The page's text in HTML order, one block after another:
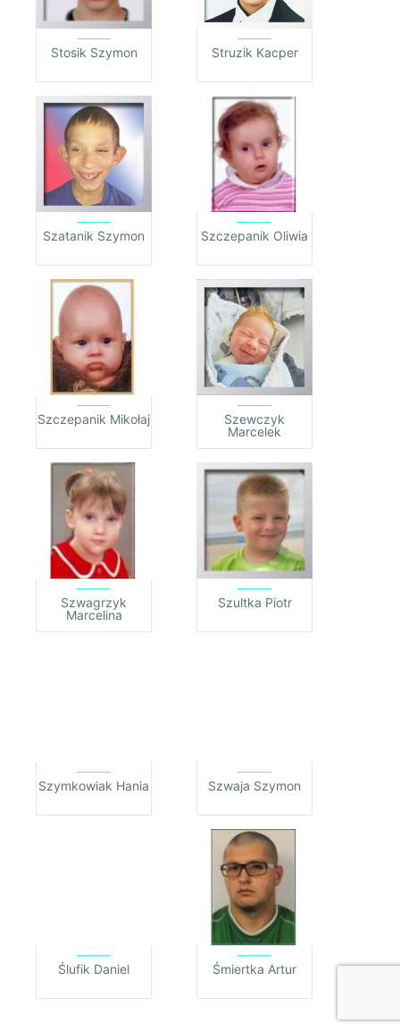
Stosik Szymon Struzik Kacper
Szatanik Szymon Szczepanik Oliwia
Szczepanik Mikołaj
Szewczyk
Marcelek
Szwagrzyk
Marcelina
Szultka Piotr
Szymkowiak Hania Szwaja Szymon
Ślufik Daniel Śmiertka Artur